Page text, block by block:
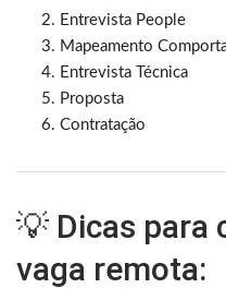
Entrevista People
Mapeamento
Entrevista Técnica
Proposta
Contratação
💡 Dicas para
vaga remota: